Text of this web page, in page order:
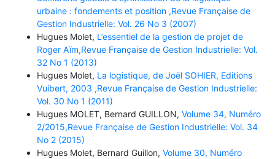
urbaine : fondements et position ,Revue Française de
Gestion Industrielle: Vol. 26 No 3 (2007)
Hugues Molet, L’essentiel de la gestion de projet de
Roger Aïm,Revue Française de Gestion Industrielle: Vol.
32 No 1 (2013)
Hugues Molet, La logistique, de Joël SOHIER, Editions
Vuibert, 2003 ,Revue Française de Gestion Industrielle:
Vol. 30 No 1 (2011)
Hugues MOLET, Bernard GUILLON, Volume 34, Numéro
2/2015,Revue Française de Gestion Industrielle: Vol. 34
No 2 (2015)
Hugues Molet, Bernard Guillon, Volume 30, Numéro